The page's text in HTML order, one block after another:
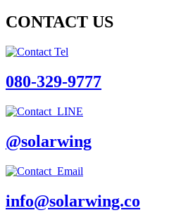
CONTACT US
080-329-9777
@solarwing
info@solarwing.co